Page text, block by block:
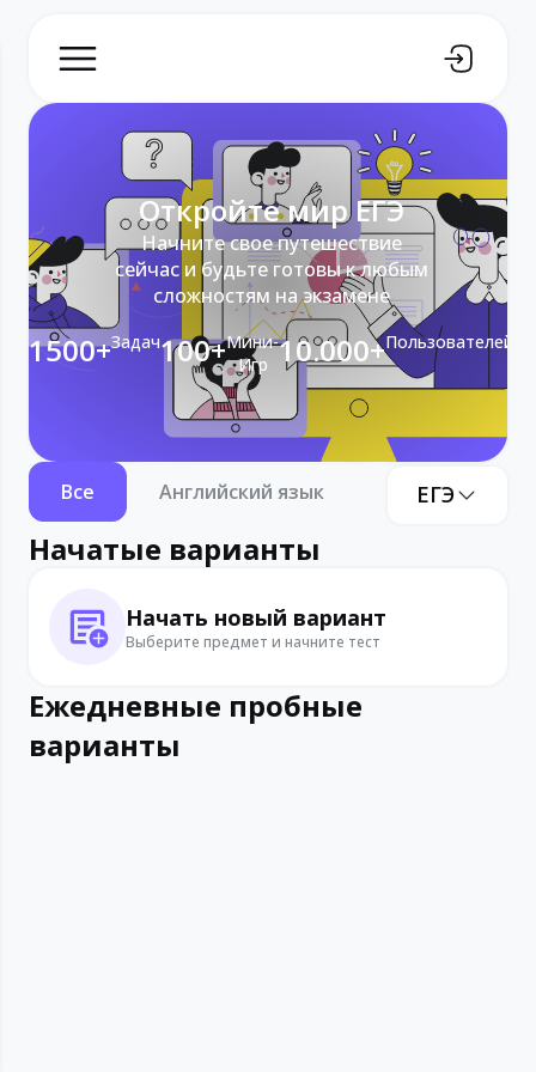
Откройте мир ЕГЭ
Начните свое путешествие
сейчас и будьте готовы к любым
сложностям на экзамене
1500+Задач100+Мини-
Игр 10.000+Пользователей
Все Английский язык Информатика
ЕГЭ
Начатые варианты
Начать новый вариант
Выберите предмет и начните тест
Ежедневные пробные
варианты